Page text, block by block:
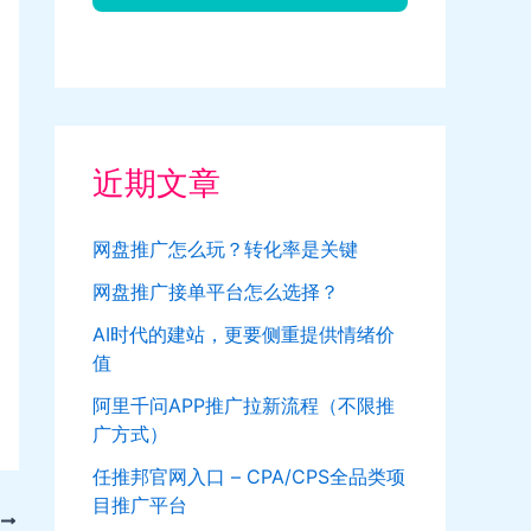
近期文章
网盘推广怎么玩？转化率是关键
网盘推广接单平台怎么选择？
AI时代的建站，更要侧重提供情绪价
值
阿里千问APP推广拉新流程（不限推
广方式）
任推邦官网入口 – CPA/CPS全品类项
目推广平台